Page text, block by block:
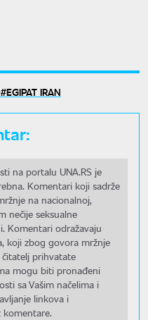
EGIPAT IRAN
na portalu UNA.RS je
Komentari koji sadrže
na nacionalnoj,
nečije seksualne
Komentari odražavaju
koji zbog govora mržnje
prihvatate
mogu biti pronađeni
sa Vašim načelima i
linkova i
komentare.